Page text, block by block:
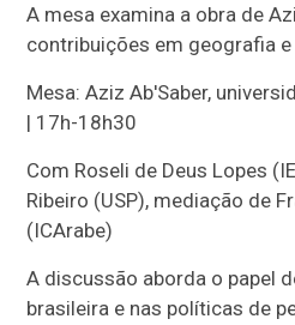
A mesa examina a obra de
contribuições em geografia
Mesa: Aziz Ab'Saber,
| 17h-18h30
Com Roseli de Deus Lopes
Ribeiro (USP), mediação de
(ICArabe)
A discussão aborda o papel
brasileira e nas políticas de